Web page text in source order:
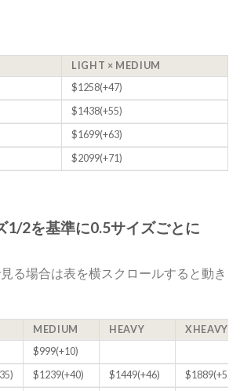
LIGHT × MEDIUM
$1258(+47)
$1438(+55)
$1699(+63)
$2099(+71)
1/2を基準に0.5サイズごとに
る場合は表を横スクロールすると動き
MEDIUM HEAVY
XHEAVY
$999(+10)
$1239(+40) $1449(+46)
$1889(+57)